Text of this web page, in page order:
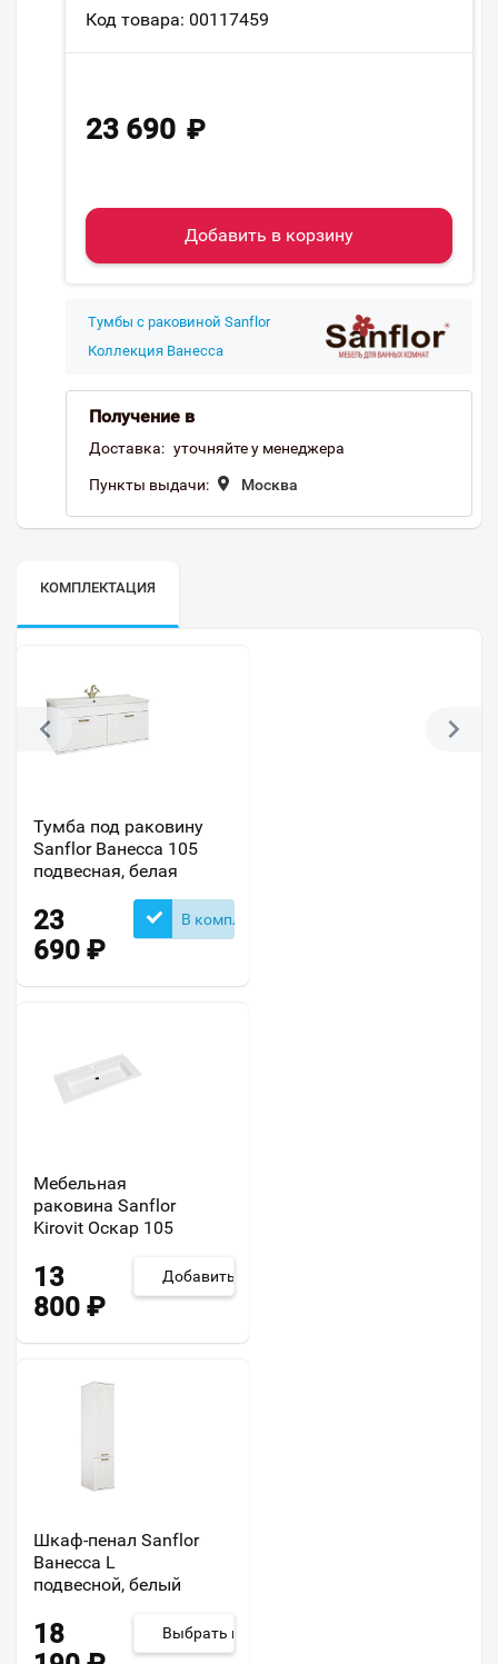
Код товара: 00117459
23 690 ₽
Добавить в корзину
Тумбы с раковиной Sanflor
Коллекция Ванесса
Получение в
Доставка: уточняйте у менеджера
Пункты выдачи: Москва
КОМПЛЕКТАЦИЯ
Тумба под раковину
Sanflor Ванесса 105
подвесная, белая
23
690 ₽
В комплекте
Мебельная
раковина Sanflor
Kirovit Оскар 105
13
800 ₽
Добавить
Шкаф-пенал Sanflor
Ванесса L
подвесной, белый
18
Выбрать из 2